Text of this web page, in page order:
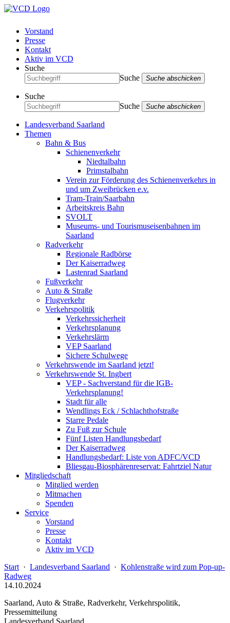
Vorstand
Presse
Kontakt
Aktiv im VCD
Suche
Suche
Suche abschicken
Suche
Suche
Suche abschicken
Landesverband Saarland
Themen
Bahn & Bus
Schienenverkehr
Niedtalbahn
Primstalbahn
Verein zur Förderung des Schienenverkehrs in
und um Zweibrücken e.v.
Tram-Train/Saarbahn
Arbeitskreis Bahn
SVOLT
Museums- und Tourismuseisenbahnen im
Saarland
Radverkehr
Regionale Radbörse
Der Kaiserradweg
Lastenrad Saarland
Fußverkehr
Auto & Straße
Flugverkehr
Verkehrspolitik
Verkehrssicherheit
Verkehrsplanung
Verkehrslärm
VEP Saarland
Sichere Schulwege
Verkehrswende im Saarland jetzt!
Verkehrswende St. Ingbert
VEP - Sachverstand für die IGB-
Verkehrsplanung!
Stadt für alle
Wendlings Eck / Schlachthofstraße
Starre Pedale
Zu Fuß zur Schule
Fünf Listen Handlungsbedarf
Der Kaiserradweg
Handlungsbedarf: Liste von ADFC/VCD
Bliesgau-Biosphärenreservat: Fahrtziel Natur
Mitgliedschaft
Mitglied werden
Mitmachen
Spenden
Service
Vorstand
Presse
Kontakt
Aktiv im VCD
Start · Landesverband Saarland · Kohlenstraße wird zum Pop-up-
Radweg
14.10.2024
Saarland, Auto & Straße, Radverkehr, Verkehrspolitik,
Pressemitteilung
Landesverband Saarland